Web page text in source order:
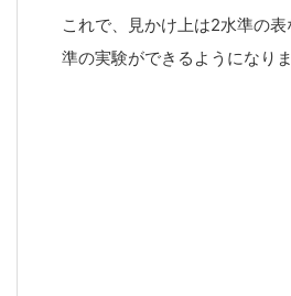
これで、見かけ上は2水準の
準の実験ができるようになりま